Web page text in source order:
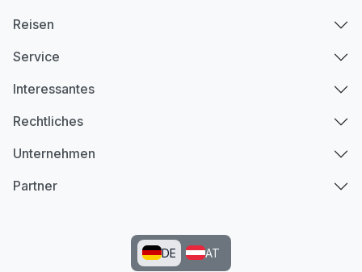
Reisen
Service
Interessantes
Rechtliches
Unternehmen
Partner
DE AT